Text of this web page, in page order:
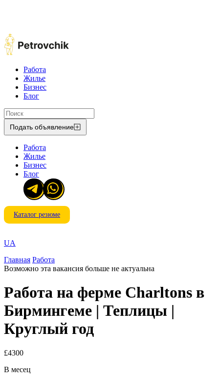
Работа
Жилье
Бизнес
Блог
Подать объявление
Работа
Жилье
Бизнес
Блог
Каталог резюме
UA
Главная Работа
Возможно эта вакансия больше не актуальна
Работа на ферме Charltons в
Бирмингеме | Теплицы |
Круглый год
£4300
В месец